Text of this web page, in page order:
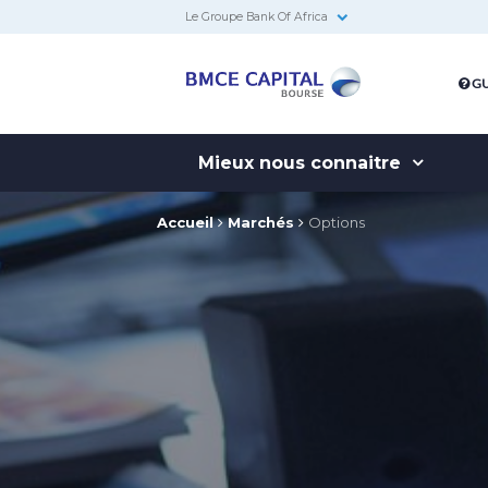
Le Groupe Bank Of Africa
Bourse
Mieux nous connaitre
Accueil Marchés Options